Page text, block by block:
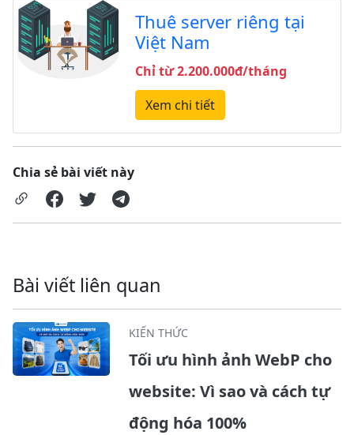
Thuê server riêng tại
Việt Nam
Chỉ từ 2.200.000đ/tháng
Xem chi tiết
Chia sẻ bài viết này
Bài viết liên quan
KIẾN THỨC
Tối ưu hình ảnh WebP cho
website: Vì sao và cách tự
động hóa 100%